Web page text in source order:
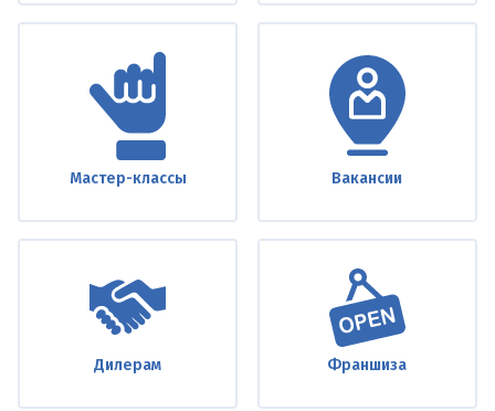
Мастер-классы Вакансии
Дилерам Франшиза